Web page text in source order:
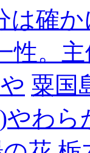
は確
性。
粟国
わ